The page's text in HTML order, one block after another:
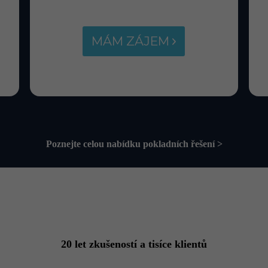
MÁM ZÁJEM
Poznejte celou nabídku pokladních řešení >
20 let zkušeností a tisíce klientů